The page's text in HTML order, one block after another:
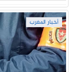
أخبار المغرب